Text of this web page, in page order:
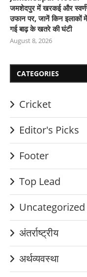
जमशेदपुर में खरकई और
उफान पर, जानें किन इलाकों
गई बाढ़ के खतरे की घंटी
August 8, 2026
CATEGORIES
Cricket
Editor's Picks
Footer
Top Lead
Uncategorized
अंतर्राष्ट्रीय
अर्थव्यवस्था